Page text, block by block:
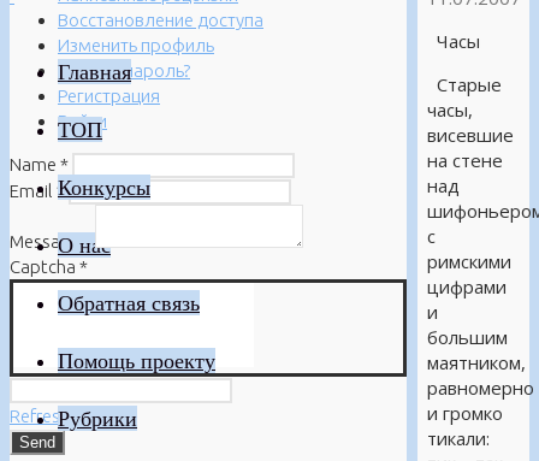
Главная
ТОП
Конкурсы
О нас
Обратная связь
Помощь проекту
Рубрики
Часы
Старые
часы,
висевшие
на стене
над
с
римскими
цифрами
и
большим
маятником,
равномерно
и громко
тикали:
Восстановление доступа
Изменить профиль
Забыли пароль?
Регистрация
Войти
Name *
Email *
Message*
Captcha *
Refresh